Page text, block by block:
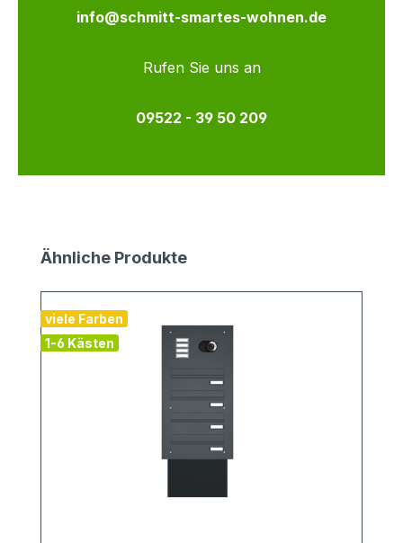
info@schmitt-smartes-wohnen.de
Rufen Sie uns an
09522 - 39 50 209
Produktgalerie überspringen
Ähnliche Produkte
viele Farben
1-6 Kästen